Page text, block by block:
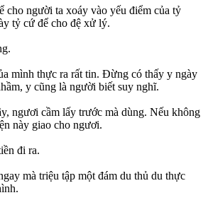
cho người ta xoáy vào yếu điểm của tỷ
tỷ cứ để cho đệ xử lý.
mình thực ra rất tin. Đừng có thấy y ngày
y cũng là người biết suy nghĩ.
ngươi cầm lấy trước mà dùng. Nếu không
này giao cho ngươi.
đi ra.
mà triệu tập một đám du thủ du thực